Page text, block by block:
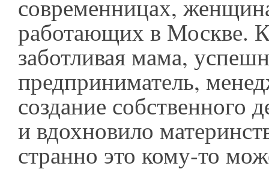
современницах,
работающих в Москве.
заботливая мама,
предприниматель,
создание собственного
и вдохновило
странно это кому-то